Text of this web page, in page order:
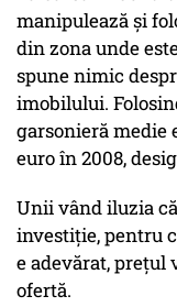
manipulează și
din zona unde
spune nimic
imobilului.
garsonieră medie
euro în 2008,
Unii vând iluzia
investiție, pentru
e adevărat, prețul
ofertă.